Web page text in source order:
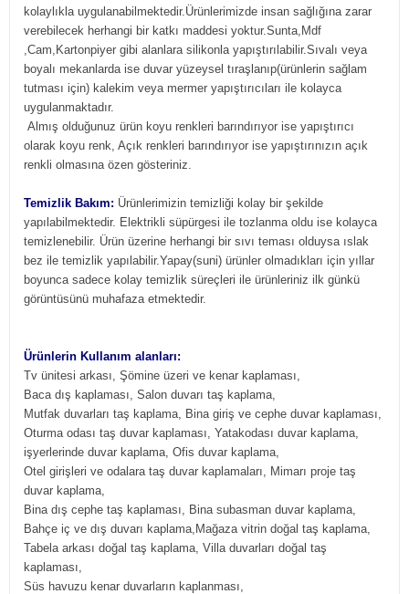
kolaylıkla uygulanabilmektedir.Ürünlerimizde insan sağlığına zarar
verebilecek herhangi bir katkı maddesi yoktur.Sunta,Mdf
,Cam,Kartonpiyer gibi alanlara silikonla yapıştırılabilir.Sıvalı veya
boyalı mekanlarda ise duvar yüzeysel tıraşlanıp(ürünlerin sağlam
tutması için) kalekim veya mermer yapıştırıcıları ile kolayca
uygulanmaktadır.
Almış olduğunuz ürün koyu renkleri barındırıyor ise yapıştırıcı
olarak koyu renk, Açık renkleri barındırıyor ise yapıştırınızın açık
renkli olmasına özen gösteriniz.
Temizlik Bakım: Ürünlerimizin temizliği kolay bir şekilde
yapılabilmektedir. Elektrikli süpürgesi ile tozlanma oldu ise kolayca
temizlenebilir. Ürün üzerine herhangi bir sıvı teması olduysa ıslak
bez ile temizlik yapılabilir.Yapay(suni) ürünler olmadıkları için yıllar
boyunca sadece kolay temizlik süreçleri ile ürünleriniz ilk günkü
görüntüsünü muhafaza etmektedir.
Ürünlerin Kullanım alanları:
Tv ünitesi arkası, Şömine üzeri ve kenar kaplaması,
Baca dış kaplaması, Salon duvarı taş kaplama,
Mutfak duvarları taş kaplama, Bina giriş ve cephe duvar kaplaması,
Oturma odası taş duvar kaplaması, Yatakodası duvar kaplama,
işyerlerinde duvar kaplama, Ofis duvar kaplama,
Otel girişleri ve odalara taş duvar kaplamaları, Mimarı proje taş
duvar kaplama,
Bina dış cephe taş kaplaması, Bina subasman duvar kaplama,
Bahçe iç ve dış duvarı kaplama,Mağaza vitrin doğal taş kaplama,
Tabela arkası doğal taş kaplama, Villa duvarları doğal taş
kaplaması,
Süs havuzu kenar duvarların kaplanması,